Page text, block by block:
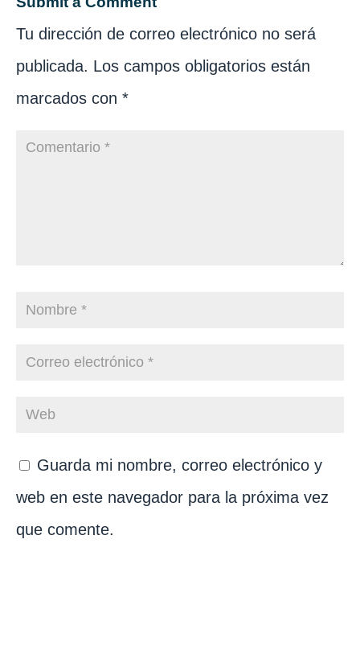
Tu dirección de correo electrónico no será
publicada. Los campos obligatorios están
marcados con *
Guarda mi nombre, correo electrónico y
web en este navegador para la próxima vez
que comente.